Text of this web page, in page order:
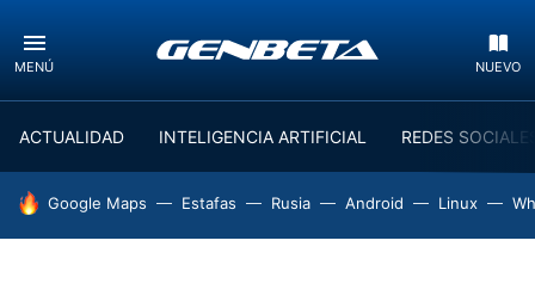
MENÚ NUEVO
ACTUALIDAD INTELIGENCIA ARTIFICIAL REDES
HOY SE HABLA DE
Google Maps Estafas Rusia Android Linux